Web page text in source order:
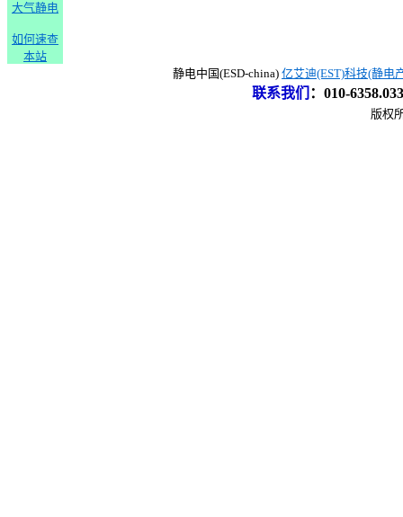
大气静电
如何速查
本站
静电中国(ESD-china) 亿艾迪(EST)科技(静电
联系我们 ： 010-
版权